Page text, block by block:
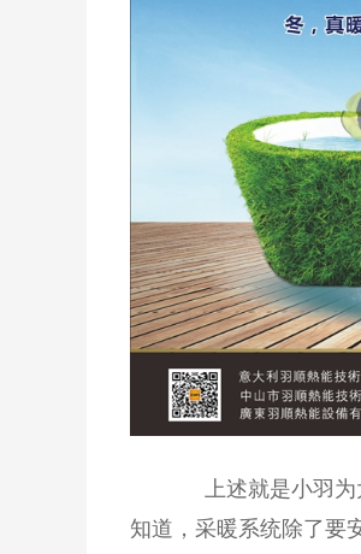
上述就是小羽为
知道，采暖系统除了要